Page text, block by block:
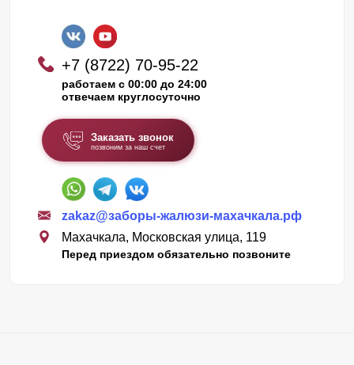
+7 (8722) 70-95-22
работаем с 00:00 до 24:00
отвечаем круглосуточно
Заказать звонок
позвоним за наш счет
zakaz@заборы-жалюзи-махачкала.рф
Махачкала, Московская улица, 119
Перед приездом обязательно позвоните